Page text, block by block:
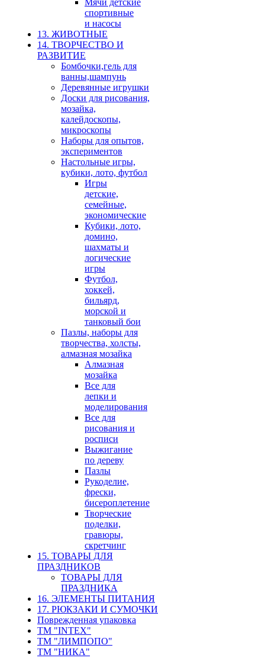
спортивные
и насосы
13. ЖИВОТНЫЕ
14. ТВОРЧЕСТВО И
РАЗВИТИЕ
Бомбочки,гель для
ванны,шампунь
Деревянные игрушки
Доски для рисования,
мозайка,
калейдоскопы,
микроскопы
Наборы для опытов,
экспериментов
Настольные игры,
кубики, лото, футбол
Игры
детские,
семейные,
экономические
Кубики, лото,
домино,
шахматы и
логические
игры
Футбол,
хоккей,
бильярд,
морской и
танковый бои
Пазлы, наборы для
творчества, холсты,
алмазная мозайка
Алмазная
мозайка
Все для
лепки и
моделирования
Все для
рисования и
росписи
Выжигание
по дереву
Пазлы
Рукоделие,
фрески,
бисероплетение
Творческие
поделки,
гравюры,
скретчинг
15. ТОВАРЫ ДЛЯ
ПРАЗДНИКОВ
ТОВАРЫ ДЛЯ
ПРАЗДНИКА
16. ЭЛЕМЕНТЫ ПИТАНИЯ
17. РЮКЗАКИ И СУМОЧКИ
Поврежденная упаковка
ТМ "INTEX"
ТМ "ЛИМПОПО"
ТМ "НИКА"